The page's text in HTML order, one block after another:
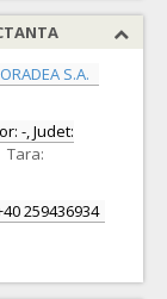
S.A.
-, Judet:
Tara:
259436934